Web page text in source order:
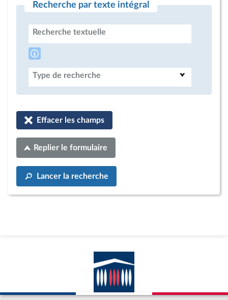
Recherche par texte intégral
Recherche textuelle
Type de recherche
Effacer les champs
Replier le formulaire
Lancer la recherche